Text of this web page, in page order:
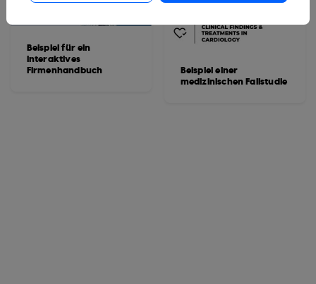
Beispiel für ein
interaktives
Firmenhandbuch
Beispiel einer
medizinischen Fallstudie